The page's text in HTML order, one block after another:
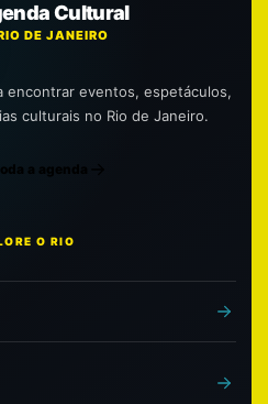
Cultural
DE JANEIRO
encontrar eventos, espetáculos,
culturais no Rio de Janeiro.
a agenda
O RIO